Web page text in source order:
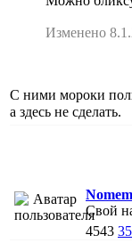
Изменено
С ними мороки
а здесь не сделать.
Свой
4543